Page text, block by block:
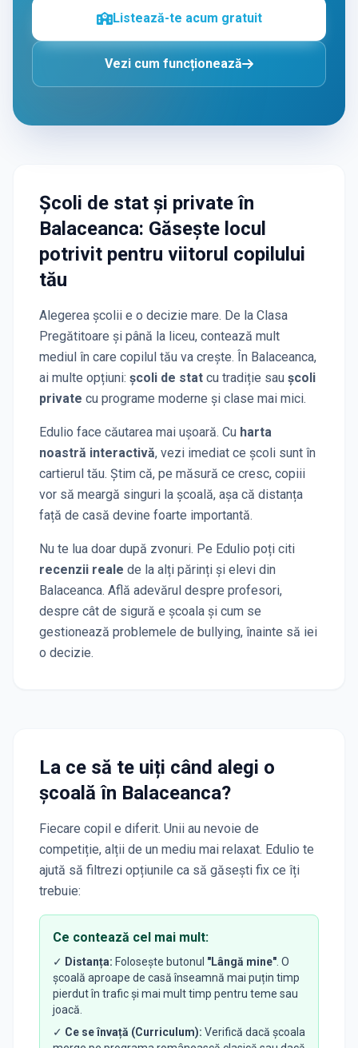
Listează-te acum gratuit
Vezi cum funcționează
Școli de stat și privateîn
Balaceanca: Găsește locul
potrivit pentru viitorul copilului
tău
Alegerea școlii e o decizie mare. De la Clasa
Pregătitoare și până la liceu, contează mult
mediul în care copilul tău va crește. În Balaceanca,
ai multe opțiuni: școli de stat cu tradiție sau școli
private cu programe moderne și clase mai mici.
Edulio face căutarea mai ușoară. Cu harta
noastră interactivă, vezi imediat ce școli sunt în
cartierul tău. Știm că, pe măsură ce cresc, copiii
vor să meargă singuri la școală, așa că distanța
față de casă devine foarte importantă.
Nu te lua doar după zvonuri. Pe Edulio poți citi
recenzii reale de la alți părinți și elevi din
Balaceanca. Află adevărul despre profesori,
despre cât de sigură e școala și cum se
gestionează problemele de bullying, înainte să iei
o decizie.
La ce să te uiți când alegi o
școalăîn Balaceanca?
Fiecare copil e diferit. Unii au nevoie de
competiție, alții de un mediu mai relaxat. Edulio te
ajută să filtrezi opțiunile ca să găsești fix ce îți
trebuie:
Ce contează cel mai mult:
✓ Distanța: Folosește butonul "Lângă mine" . O
școală aproape de casă înseamnă mai puțin timp
pierdut în trafic și mai mult timp pentru teme sau
joacă.
✓ Ce se învață (Curriculum): Verifică dacă școala